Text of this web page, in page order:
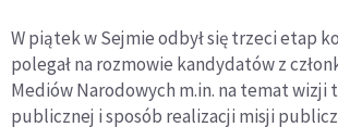
W piątek w Sejmie odbył się trzeci etap
polegał na rozmowie kandydatów z
Mediów Narodowych m.in. na temat wizji
publicznej i sposób realizacji misji